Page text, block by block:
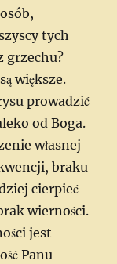
tych
grzechu?
większe.
prowadzić
od Boga.
własnej
braku
cierpieć
wierności.
jest
Panu